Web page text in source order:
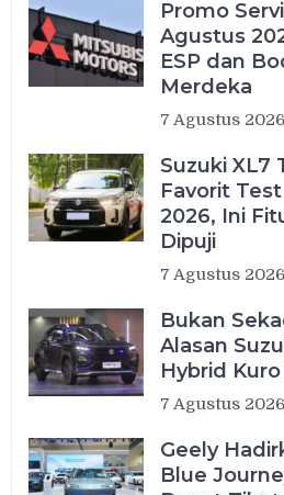
Promo
Agustus
ESP dan
Merdeka
7 Agustus 2026
Suzuki XL7
Favorit
2026, Ini
Dipuji
7 Agustus 2026
Bukan
Alasan
Hybrid
7 Agustus 2026
Geely
Blue